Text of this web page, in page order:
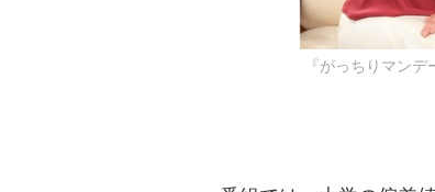
『がっちりマン